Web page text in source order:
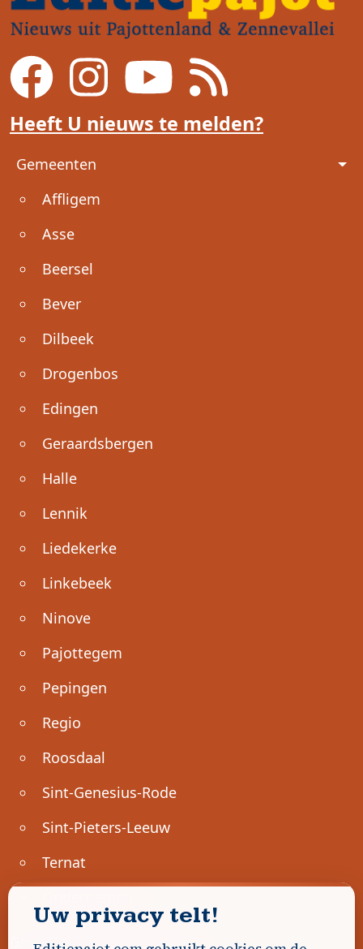
Heeft U nieuws te melden?
Voet
Gemeenten
Affligem
Asse
Beersel
Bever
Dilbeek
Drogenbos
Edingen
Geraardsbergen
Halle
Lennik
Liedekerke
Linkebeek
Ninove
Pajottegem
Pepingen
Regio
Roosdaal
Sint-Genesius-Rode
Sint-Pieters-Leeuw
Ternat
Geen advertenties gevonden.
Uw privacy telt!